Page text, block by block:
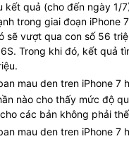
kết quả (cho đến ngày 1/
trong giai đoạn iPhone
sẽ vượt qua con số 56
Trong khi đó, kết quả
nào cho thấy mức độ
các bản không phải